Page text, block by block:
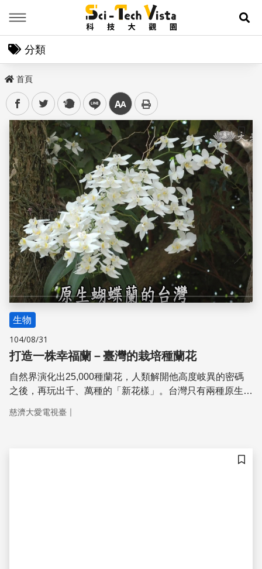
展
分類
首頁
facebooktwitter plurk line 中
儲存
生物
104/08/31
打造一株幸福蘭－臺灣的栽培種蘭花
自然界演化出25,000種蘭花，人類解開他高度岐異的密碼
之後，再玩出千、萬種的「新花樣」。台灣只有兩種原生蝴
種者如何為蘭花錦上添花。 更多精彩內容請見：
慈濟大愛電視臺 ｜
儲存